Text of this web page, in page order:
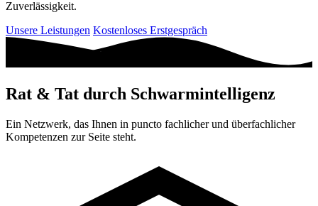
Zuverlässigkeit.
Unsere Leistungen Kostenloses Erstgespräch
Rat & Tat durch Schwarmintelligenz
Ein Netzwerk, das Ihnen in puncto fachlicher und überfachlicher
Kompetenzen zur Seite steht.